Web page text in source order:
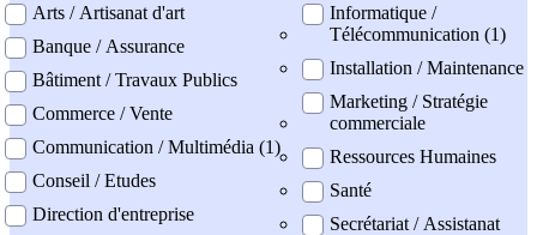
Arts / Artisanat d'art
Banque / Assurance
Bâtiment / Travaux Publics
Commerce / Vente
Communication / Multimédia (1)
Conseil / Etudes
Direction d'entreprise
Informatique /
Télécommunication (1)
Installation / Maintenance
Marketing / Stratégie
commerciale
Ressources Humaines
Santé
Secrétariat / Assistanat